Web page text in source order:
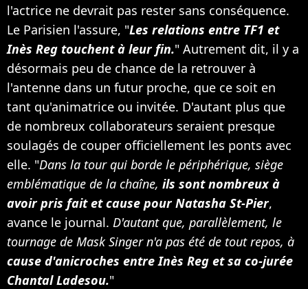
l'actrice ne devrait pas rester sans conséquence.
Le Parisien l'assure, "Les relations entre TF1 et
Inès Reg touchent à leur fin." Autrement dit, il y a
désormais peu de chance de la retrouver à
l'antenne dans un futur proche, que ce soit en
tant qu'animatrice ou invitée. D'autant plus que
de nombreux collaborateurs seraient presque
soulagés de couper officiellement les ponts avec
elle. "Dans la tour qui borde le périphérique, siège
emblématique de la chaîne, ils sont nombreux à
avoir pris fait et cause pour Natasha St-Pier,
avance le journal. D'autant que, parallèlement, le
tournage de Mask Singer n'a pas été de tout repos, à
cause d'anicroches entre Inès Reg et sa co-jurée
Chantal Ladesou."